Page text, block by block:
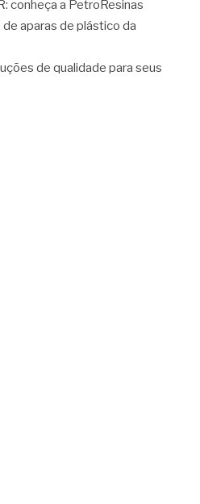
conheça a PetroResinas
aparas de plástico da
de qualidade para seus